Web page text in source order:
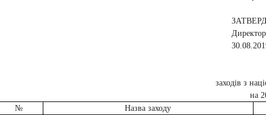
Директор О. П.
30.08.2019
заходів з
на
№
Назва заходу